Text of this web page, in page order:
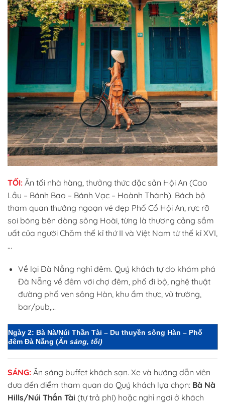
TỐI: Ăn tối nhà hàng, thưởng thức đặc sản Hội An (Cao
Lầu – Bánh Bao – Bánh Vạc – Hoành Thánh). Bách bộ
tham quan thưởng ngoạn vẻ đẹp Phố Cổ Hội An, rực rỡ
soi bóng bên dòng sông Hoài, từng là thương cảng sầm
uất của người Chăm thế kỉ thứ II và Việt Nam từ thế kỉ XVI,
…
Về lại Đà Nẵng nghỉ đêm. Quý khách tự do khám phá
Đà Nẵng về đêm với chợ đêm, phố đi bộ, nghệ thuật
đường phố ven sông Hàn, khu ẩm thực, vũ trường,
bar/pub,…
Ngày 2: Bà Nà/Núi Thần Tài – Du thuyền sông Hàn – Phố
đêm Đà Nẵng (Ăn sáng, tối)
SÁNG: Ăn sáng buffet khách sạn. Xe và hướng dẫn viên
đưa đến điểm tham quan do Quý khách lựa chọn: Bà Nà
Hills/Núi Thần Tài (tự trả phí) hoặc nghỉ ngơi ở khách